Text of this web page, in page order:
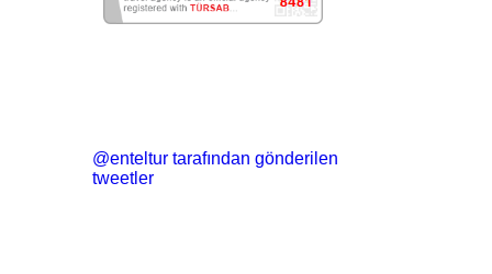
@enteltur tarafından gönderilen
tweetler